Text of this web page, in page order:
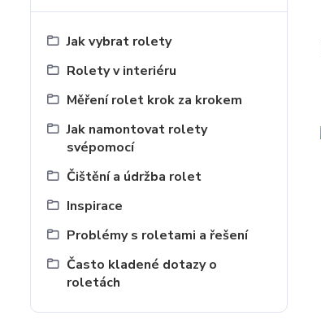
Jak vybrat rolety
Rolety v interiéru
Měření rolet krok za krokem
Jak namontovat rolety
svépomocí
Čištění a údržba rolet
Inspirace
Problémy s roletami a řešení
Často kladené dotazy o
roletách